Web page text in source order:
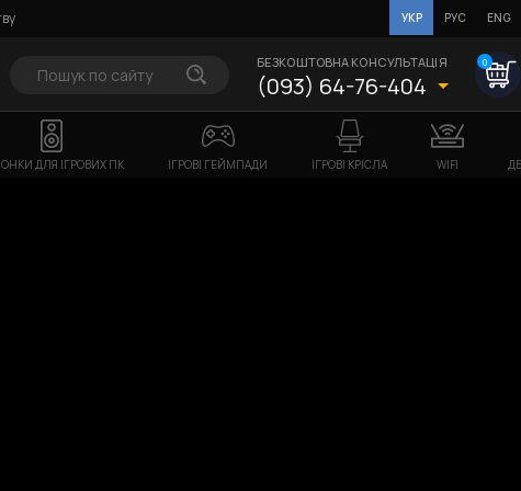
УКР РУС ENG
БЕЗКОШТОВНА КОНСУЛЬТАЦІЯ
(093) 64-76-404
0
ДЛЯ ІГРОВИХ ПК ІГРОВІ ГЕЙМПАДИ ІГРОВІ КРІСЛА WIFI